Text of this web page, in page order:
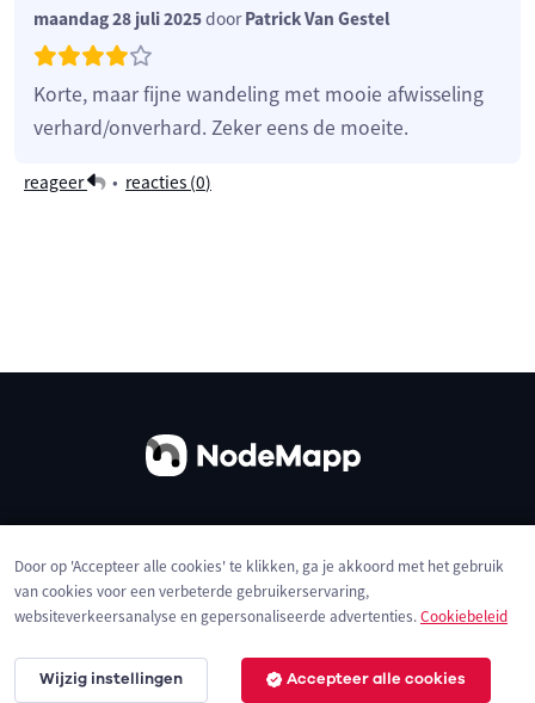
maandag 28 juli 2025doorPatrick Van Gestel
Korte, maar fijne wandeling met mooie afwisseling
verhard/onverhard. Zeker eens de moeite.
reageer • reacties (0)
Privacybeleid Cookies
Door op 'Accepteer alle cookies' te klikken, ga je akkoord met het gebruik
van cookies voor een verbeterde gebruikerservaring,
websiteverkeersanalyse en gepersonaliseerde advertenties.Cookiebeleid
Wijzig instellingen Accepteer alle cookies